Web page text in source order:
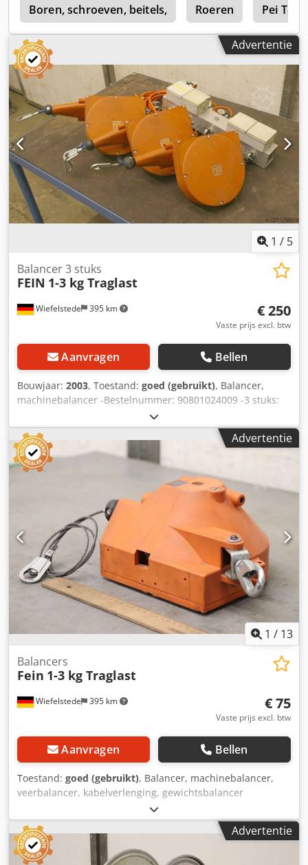
Boren, schroeven, beitels, Roeren Pei
Advertentie
1 / 5
Wiefelstede 395 km
Balancer 3 stuks
FEIN 1-3 kg Traglast
€ 250
Vaste prijs excl. btw
Aanvragen Bellen
Bouwjaar: 2003, Toestand: goed (gebruikt), Balancer,
machinebalancer -Bestelnummer: 90801024009 -3 stuks:
met helmschienrollen en aansluitkabel -Draagvermogen
per stuk: 1-3 kg -Kabellengte: 2 m Dksdpfx Asb A Rzcsi Ijr -
Prijs/verkoop: compleet -Eigen gewicht: 12 kg Advertentie
1 / 13
Wiefelstede 395 km
Balancers
Fein 1-3 kg Traglast
€ 75
Vaste prijs excl. btw
Aanvragen Bellen
Toestand: goed (gebruikt), Balancer, machinebalancer,
veerbalancer, kabelverlenging, gewichtsbalancer
Dksdpfsinwumsx Ai Ior -Fabrikant: Fein, balancer
veerbalancer -Laadvermogen: 1-3 kg -Aantal: 2x
veerbalancer beschikbaar -Prijs: per stuk -Afmeting:
260/200/135 mm -Stadsgewicht: 3 kg/st.
Advertentie